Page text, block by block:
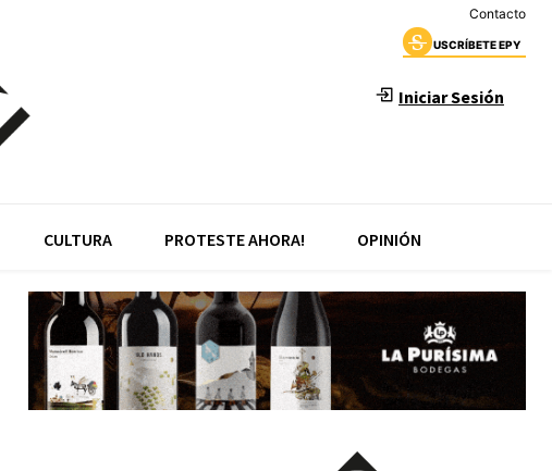
Contacto
USCRÍBETE EPY
Iniciar Sesión
CULTURA PROTESTE AHORA! OPINIÓN